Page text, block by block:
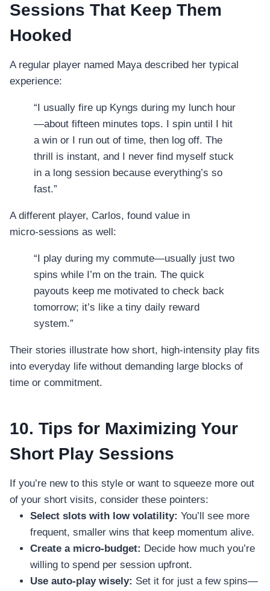
Sessions That Keep Them
Hooked
A regular player named Maya described her typical
experience:
“I usually fire up Kyngs during my lunch hour
—about fifteen minutes tops. I spin until I hit
a win or I run out of time, then log off. The
thrill is instant, and I never find myself stuck
in a long session because everything’s so
fast.”
A different player, Carlos, found value in
micro‑sessions as well:
“I play during my commute—usually just two
spins while I’m on the train. The quick
payouts keep me motivated to check back
tomorrow; it’s like a tiny daily reward
system.”
Their stories illustrate how short, high‑intensity play fits
into everyday life without demanding large blocks of
time or commitment.
10. Tips for Maximizing Your
Short Play Sessions
If you’re new to this style or want to squeeze more out
of your short visits, consider these pointers:
Select slots with low volatility: You’ll see more
frequent, smaller wins that keep momentum alive.
Create a micro‑budget: Decide how much you’re
willing to spend per session upfront.
Use auto‑play wisely: Set it for just a few spins—